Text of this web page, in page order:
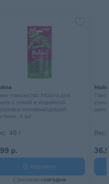
Хранить в сухом, хорошо
проветриваемом помещении
лакомство Molina для
с уткой и индейкой,
мочевыводящей
4 шт
48 г
р.
В корзину
Самовывозсегодня
ушки
Вес: